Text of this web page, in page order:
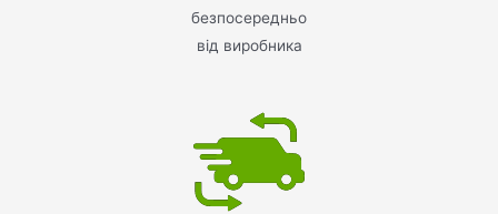
безпосередньо
від виробника